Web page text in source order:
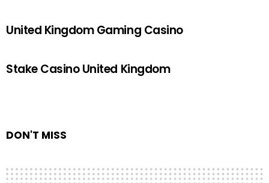
United Kingdom Gaming Casino
Stake Casino United Kingdom
DON'T MISS